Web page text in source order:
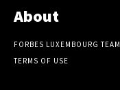
About
FORBES LUXEMBOURG TEAM
TERMS OF USE